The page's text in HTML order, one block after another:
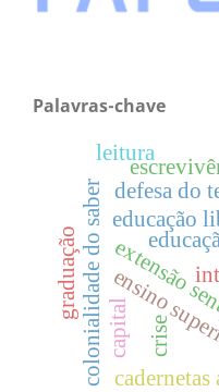
Palavras-chave
extensão
colonialidade do saber educação
ensino
defesa do
crise
capital
graduação
leitura